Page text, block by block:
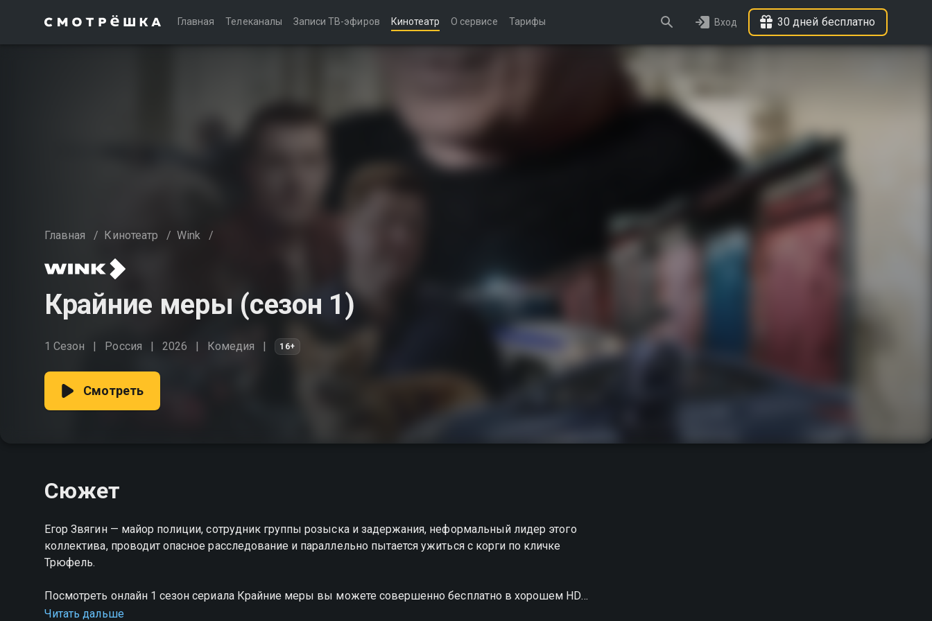
Главная Телеканалы Записи ТВ-эфиров Кинотеатр О сервисе Тарифы Вход 30 дней бесплатно
Главная / Кинотеатр / Wink /
Крайние меры (сезон 1)
1 Сезон Россия 2026 Комедия 16+
Смотреть
Сюжет
Егор Звягин — майор полиции, сотрудник группы розыска и задержания, неформальный лидер этого
коллектива, проводит опасное расследование и параллельно пытается ужиться с корги по кличке
Трюфель.
Посмотреть онлайн 1 сезон сериала Крайние меры вы можете совершенно бесплатно в хорошем HD
качестве на Смотрёшке
Читать дальше